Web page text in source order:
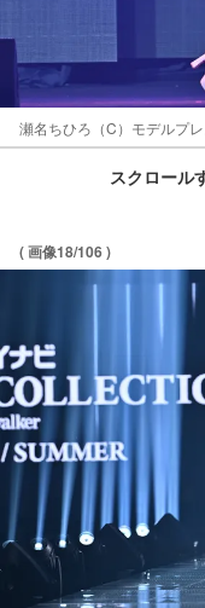
瀬名ちひろ（C）モデルプレ
スクロール
( 画像18/106 )